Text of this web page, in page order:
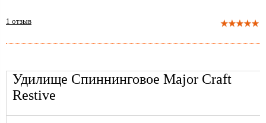
Удилище Спиннинговое Major Craft
Restive
1 отзыв